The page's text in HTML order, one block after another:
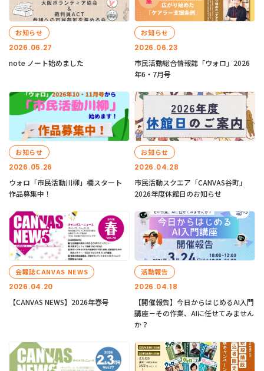
2026.06.27
お知らせ
note ノート始めました
2026.06.23
お知らせ
市民活動総合情報誌「ウォロ」2026
年6・7月号
2026.05.26
お知らせ
ウォロ「市民活動川柳」欄スタート
作品募集中！
2026.04.28
お知らせ
市民活動スクエア「CANVAS谷町」
2026年度休館日のお知らせ
2026.04.20
会報誌CANVAS NEWS
【CANVAS NEWS】2026年春号
2026.04.18
活動報告
【開催報告】今日からはじめるAI入門
講座－その作業、AIに任せてみません
か？